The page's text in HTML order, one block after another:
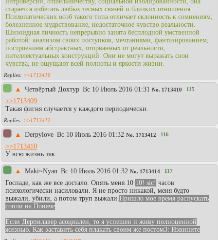
старается избегать любых тесных связей и близких отношения.
Психопатических особ такого типа отличает склонность к сомнениям,
болезненное мудрствование, недостаточное чувство реальности.
Шизоидная личность непрерывно занята бесплодной умственной
работой: анализом своих поступков, мечтаниями, фантазированием,
построением абстрактных, оторванных от реальности,
интеллектуальных конструкций. Они не могут выражать свои
чувства, не ощущают всей полноты и яркости жизни.
>>1713410
▲ Четвёртый Дохтур Вc 10 Июль 2016 01:31 No. 1713410 115
>>1713409
Такая фигня случается у каждого периодически.
>>1713412
▲ Derpylove Вc 10 Июль 2016 01:32 No. 1713412 116
>>1713410
У всю жизнь так.
▲ Maki~Nyan Вc 10 Июль 2016 01:32 No. 1713414 117
Госпаде, как же все достало. Опять меня 10 10! sic! часов
психологически насиловали. Я не просто никакой, меня будто
выжали, убили, а потом труп выжали. Пришло мое время распускать
сопли на Поняче
Если Дерпилавер асоциален, то я успешен и живу полноценной
жизнью. Как заставить себя плакать своим же постом3: Извините